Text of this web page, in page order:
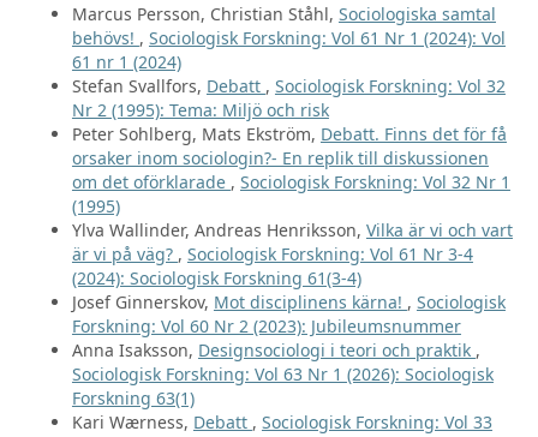
Marcus Persson, Christian Ståhl, Sociologiska samtal
behövs! , Sociologisk Forskning: Vol 61 Nr 1 (2024): Vol
61 nr 1 (2024)
Stefan Svallfors, Debatt , Sociologisk Forskning: Vol 32
Nr 2 (1995): Tema: Miljö och risk
Peter Sohlberg, Mats Ekström, Debatt. Finns det för få
orsaker inom sociologin?- En replik till diskussionen
om det oförklarade , Sociologisk Forskning: Vol 32 Nr 1
(1995)
Ylva Wallinder, Andreas Henriksson, Vilka är vi och vart
är vi på väg? , Sociologisk Forskning: Vol 61 Nr 3-4
(2024): Sociologisk Forskning 61(3-4)
Josef Ginnerskov, Mot disciplinens kärna! , Sociologisk
Forskning: Vol 60 Nr 2 (2023): Jubileumsnummer
Anna Isaksson, Designsociologi i teori och praktik ,
Sociologisk Forskning: Vol 63 Nr 1 (2026): Sociologisk
Forskning 63(1)
Kari Wærness, Debatt , Sociologisk Forskning: Vol 33